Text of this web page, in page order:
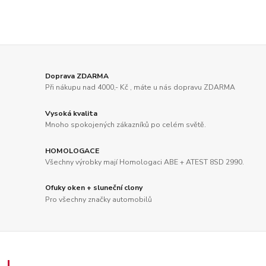
Doprava ZDARMA
Při nákupu nad 4000,- Kč , máte u nás dopravu ZDARMA
Vysoká kvalita
Mnoho spokojených zákazníků po celém světě.
HOMOLOGACE
Všechny výrobky mají Homologaci ABE + ATEST 8SD 2990.
Ofuky oken + sluneční clony
Pro všechny značky automobilů